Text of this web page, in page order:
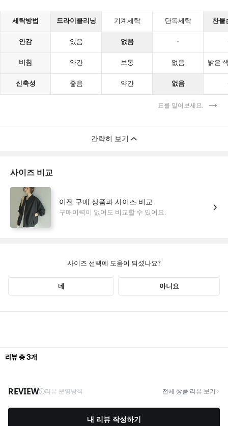
COLOR_PINK
리뷰총3개